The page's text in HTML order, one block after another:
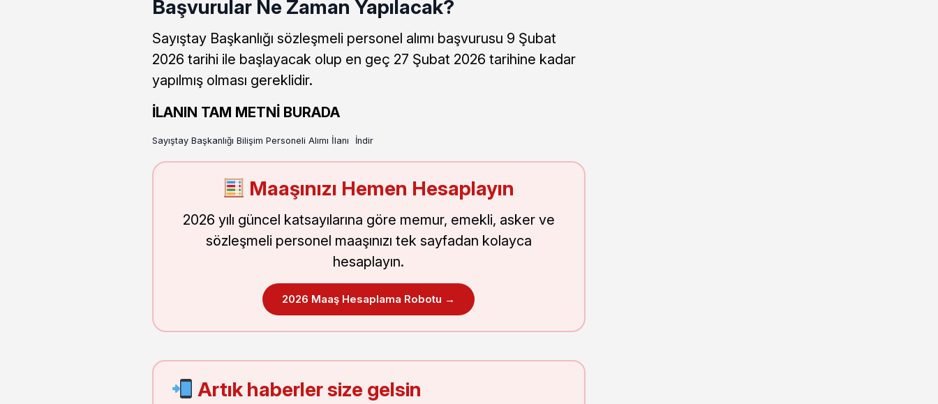
Başvurular Ne Zaman Yapılacak?
Sayıştay Başkanlığı sözleşmeli personel alımı başvurusu 9 Şubat
2026 tarihi ile başlayacak olup en geç 27 Şubat 2026 tarihine kadar
yapılmış olması gereklidir.
İLANIN TAM METNİ BURADA
Sayıştay Başkanlığı Bilişim Personeli Alımı İlanı İndir
Maaşınızı Hemen Hesaplayın
2026 yılı güncel katsayılarına göre memur, emekli, asker ve
sözleşmeli personel maaşınızı tek sayfadan kolayca
hesaplayın.
2026 Maaş Hesaplama Robotu →
Artık haberler size gelsin